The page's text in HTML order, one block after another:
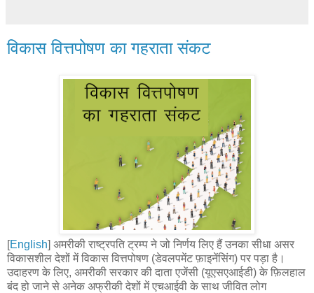
विकास वित्तपोषण का गहराता संकट
[English] अमरीकी राष्ट्रपति ट्रम्प ने जो निर्णय लिए हैं उनका सीधा असर
विकासशील देशों में विकास वित्तपोषण (डेवलपमेंट फ़ाइनेंसिंग) पर पड़ा है।
उदाहरण के लिए, अमरीकी सरकार की दाता एजेंसी (यूएसएआईडी) के फ़िलहाल
बंद हो जाने से अनेक अफ्रीकी देशों में एचआईवी के साथ जीवित लोग